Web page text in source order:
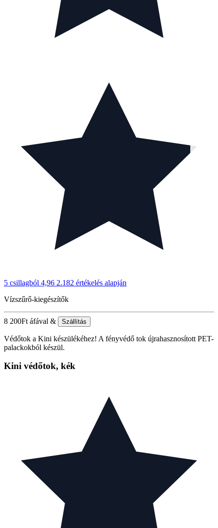
5 csillagból 4,96 2.182 értékelés alapján
Vízszűrő-kiegészítők
8 200Ft áfával & Szállítás
Védőtok a Kini készülékéhez! A fényvédő tok újrahasznosított PET-
palackokból készül.
Kini védőtok, kék